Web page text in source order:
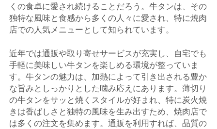
くの食卓に愛され続けることだろう。牛タンは、その
独特な風味と食感から多くの人々に愛され、特に焼肉
店での人気メニューとして知られています。
近年では通販や取り寄せサービスが充実し、自宅でも
手軽に美味しい牛タンを楽しめる環境が整っていま
す。牛タンの魅力は、加熱によって引き出される豊か
な旨みとしっかりとした噛み応えにあります。薄切り
の牛タンをサッと焼くスタイルが好まれ、特に炭火焼
きは香ばしさと独特の風味を生み出すため、焼肉店で
は多くの注文を集めます。通販を利用すれば、品質の